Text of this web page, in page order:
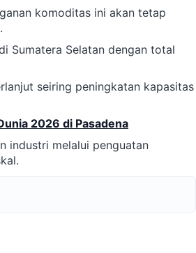
komoditas ini akan tetap
Sumatera Selatan dengan total
seiring peningkatan kapasitas
2026 di Pasadena
industri melalui penguatan